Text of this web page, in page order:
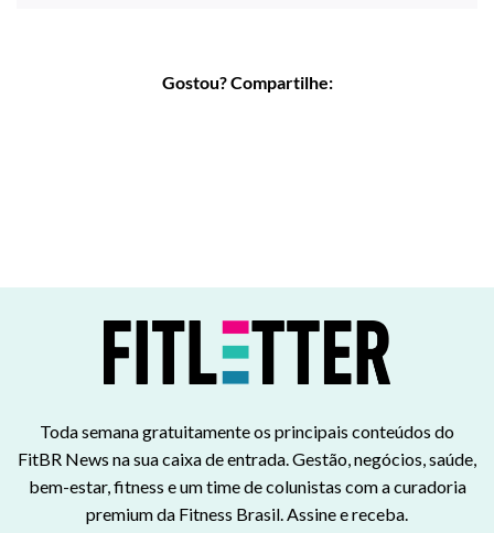
Gostou? Compartilhe:
Toda semana gratuitamente os principais conteúdos do
FitBR News na sua caixa de entrada. Gestão, negócios, saúde,
bem-estar, fitness e um time de colunistas com a curadoria
premium da Fitness Brasil. Assine e receba.